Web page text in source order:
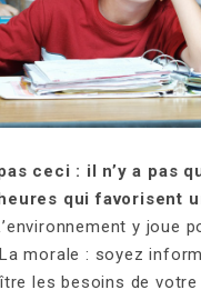
ceci : il n’y a pas
qui favorisent
y joue
morale : soyez
les besoins de